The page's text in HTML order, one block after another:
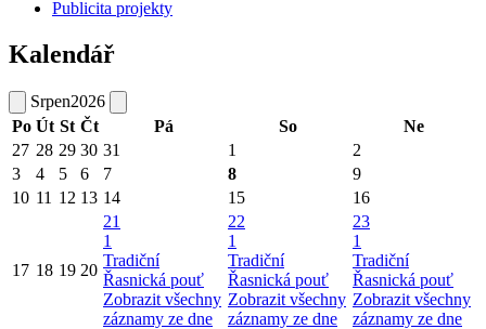
Publicita projekty
Kalendář
Srpen2026
Po Út St Čt Pá So
Ne
27 28 29 30 31 1
2
3
4 5 6 7 8
9
10 11 12 13 14 15 16
17 18 19 20
21
1
Tradiční
Řasnická pouť
Zobrazit všechny
záznamy ze dne
22
1
Tradiční
Řasnická pouť
Zobrazit všechny
záznamy ze dne
23
1
Tradiční
Řasnická pouť
Zobrazit všechny
záznamy ze dne